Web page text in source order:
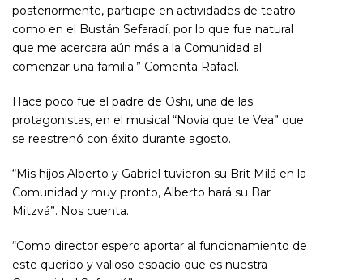
posteriormente, participé en actividades de teatro
como en el Bustán Sefaradí, por lo que fue natural
que me acercara aún más a la Comunidad al
comenzar una familia.” Comenta Rafael.
Hace poco fue el padre de Oshi, una de las
protagonistas, en el musical “Novia que te Vea” que
se reestrenó con éxito durante agosto.
“Mis hijos Alberto y Gabriel tuvieron su Brit Milá en la
Comunidad y muy pronto, Alberto hará su Bar
Mitzvá”. Nos cuenta.
“Como director espero aportar al funcionamiento de
este querido y valioso espacio que es nuestra